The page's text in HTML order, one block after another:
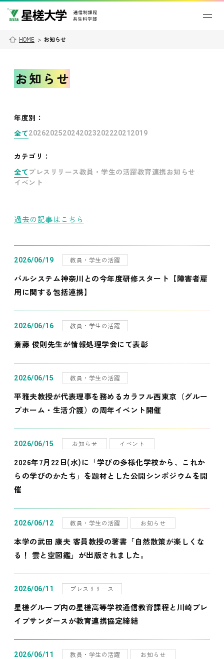
HOME > お知らせ
お知らせ
年度別 ：
全て202620252024202320222021 2019
カテゴリ：
全て プレスリリース教員・学生の活躍教育連携お知らせ
イベント
過去の記事はこちら
2026/06/19 教員・学生の活躍
パルシステム神奈川との今年度研修スタート【障害者雇
用に関する包括連携】
2026/06/16 教員・学生の活躍
斎藤 俊則先生が情報処理学会にて表彰
2026/06/15 教員・学生の活躍
平雅夫教授が代表理事を務めるカラフル西東京（グルー
プホーム・生活介護）の周年イベント開催
2026/06/15 お知らせ イベント
2026年7月22日(水)に「学びの多様化学校から、これか
らの学びのかたち」を題材とした公開シンポジウムを開
催
2026/06/12 教員・学生の活躍 お知らせ
本学の武田 康夫 客員教授の著書「自然散策が楽しくな
る！ 雲と空図鑑」が出版されました。
2026/06/11 プレスリリース
星槎グループ内の星槎高等学校通信教育課程と川崎ブレ
イブサンダースが教育連携協定締結
2026/06/11 教員・学生の活躍 お知らせ